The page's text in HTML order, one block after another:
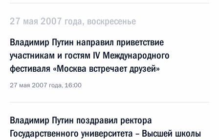
27 мая 2007 года, воскресенье
Владимир Путин направил приветствие
участникам и гостям IV Международного
фестиваля «Москва встречает друзей»
27 мая 2007 года, 16:00
Владимир Путин поздравил ректора
Государственного университета – Высшей школы